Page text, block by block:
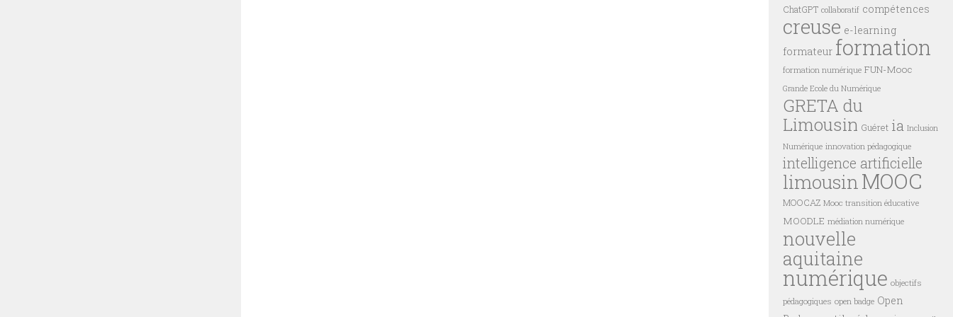
ChatGPT collaboratif compétences
creuse e-learning
formateur formation
formation numérique FUN-Mooc
Grande Ecole du Numérique
GRETA du
Limousin Guéret ia Inclusion
Numérique innovation pédagogique
intelligence artificielle
limousin MOOC
MOOCAZ Mooc transition éducative
MOODLE médiation numérique
nouvelle
aquitaine
numérique objectifs
pédagogiques open badge Open